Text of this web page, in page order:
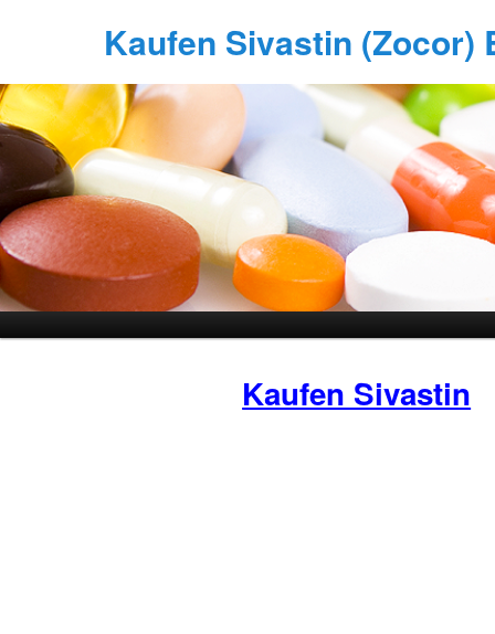
Kaufen Sivastin (Zocor)
Kaufen Sivastin